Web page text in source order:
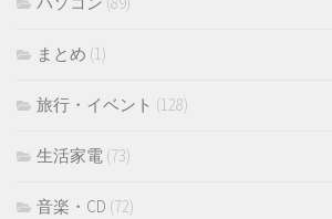
まとめ (1)
旅行・イベント (128)
生活家電 (73)
音楽・CD (72)